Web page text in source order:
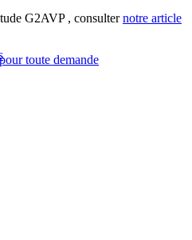
G2AVP , consulternotre article
pour toute demande